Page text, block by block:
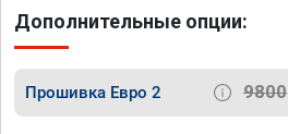
Дополнительные опции:
Прошивка Евро 2 9800